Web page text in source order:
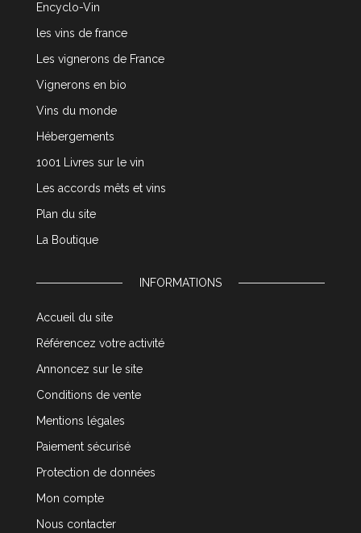
Encyclo-Vin
les vins de france
Les vignerons de France
Vignerons en bio
Vins du monde
Hébergements
1001 Livres sur le vin
Les accords mêts et vins
Plan du site
La Boutique
INFORMATIONS
Accueil du site
Référencez votre activité
Annoncez sur le site
Conditions de vente
Mentions légales
Paiement sécurisé
Protection de données
Mon compte
Nous contacter